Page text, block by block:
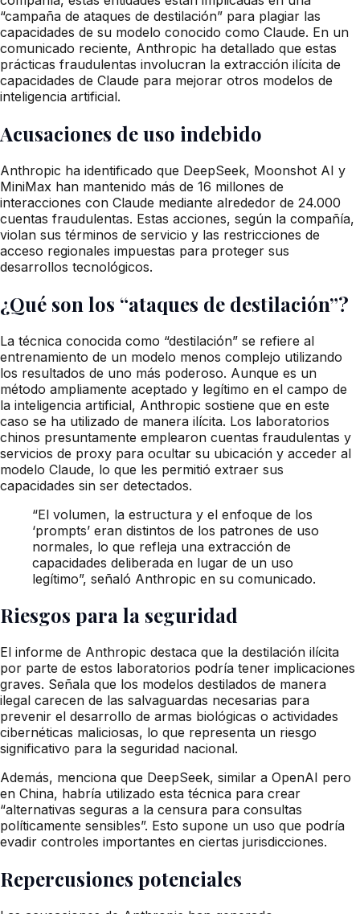
“campaña de ataques de destilación” para plagiar las
capacidades de su modelo conocido como Claude. En un
comunicado reciente, Anthropic ha detallado que estas
prácticas fraudulentas involucran la extracción ilícita de
capacidades de Claude para mejorar otros modelos de
inteligencia artificial.
Acusaciones de uso indebido
Anthropic ha identificado que DeepSeek, Moonshot AI y
MiniMax han mantenido más de 16 millones de
interacciones con Claude mediante alrededor de 24.000
cuentas fraudulentas. Estas acciones, según la compañía,
violan sus términos de servicio y las restricciones de
acceso regionales impuestas para proteger sus
desarrollos tecnológicos.
¿Qué son los “ataques de destilación”?
La técnica conocida como “destilación” se refiere al
entrenamiento de un modelo menos complejo utilizando
los resultados de uno más poderoso. Aunque es un
método ampliamente aceptado y legítimo en el campo de
la inteligencia artificial, Anthropic sostiene que en este
caso se ha utilizado de manera ilícita. Los laboratorios
chinos presuntamente emplearon cuentas fraudulentas y
servicios de proxy para ocultar su ubicación y acceder al
modelo Claude, lo que les permitió extraer sus
capacidades sin ser detectados.
“El volumen, la estructura y el enfoque de los
‘prompts’ eran distintos de los patrones de uso
normales, lo que refleja una extracción de
capacidades deliberada en lugar de un uso
legítimo”, señaló Anthropic en su comunicado.
Riesgos para la seguridad
El informe de Anthropic destaca que la destilación ilícita
por parte de estos laboratorios podría tener implicaciones
graves. Señala que los modelos destilados de manera
ilegal carecen de las salvaguardas necesarias para
prevenir el desarrollo de armas biológicas o actividades
cibernéticas maliciosas, lo que representa un riesgo
significativo para la seguridad nacional.
Además, menciona que DeepSeek, similar a OpenAI pero
en China, habría utilizado esta técnica para crear
“alternativas seguras a la censura para consultas
políticamente sensibles”. Esto supone un uso que podría
evadir controles importantes en ciertas jurisdicciones.
Repercusiones potenciales